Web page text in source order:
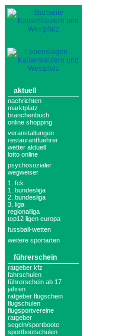
aktuell
nachrichten
marktplatz
branchenbuch
online shopping
veranstaltungen
restaurantfuehrer
wetter aktuell
lotto online
psychosozialer
wegweiser
1. fck
1. bundesliga
2. bundesliga
3. liga
regionalliga
top12 ligen europa
fussball-wetten
weitere sportarten
führerschein
ratgeber kfz
fahrschulen
führerschein ab 17
jahren
ratgeber flugschein
flugschulen
flugsportvereine
ratgeber
segeln/sportboote
sportbootschulen